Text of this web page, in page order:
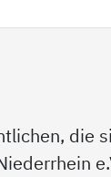
die